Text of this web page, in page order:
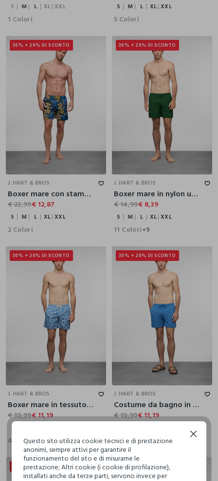
S M L XL XXL
1 Colori
S M L XL XXL
5 Colori
30% + 20% DI SCONTO
XL
J. HART & BROS
Boxer mare con stampa uomo
€ 22,99€ 12,87
S M L XL XXL
2 Colori
30% + 20% DI SCONTO
J. HART & BROS
Boxer mare in nylon uomo
€ 14,99€ 8,39
S M L XL XXL
11 Colori+9
30% + 20% DI SCONTO
J. HART & BROS
Boxer mare in tessuto stampato uomo
€ 19,99€ 11,19
S
4 Colori
30% + 20% DI SCONTO
XXL
J. HART & BROS
Costume da bagno in tessuto tecnico uomo
€ 19,99€ 11,19
9 Colori+7
30% + 20% DI SCONTO 30% + 20% DI SCONTO
Questo sito utilizza cookie tecnici e di prestazione
anonimi, sempre attivi per garantire il
funzionamento del sito e di misurarne le
prestazione; Altri cookie (i cookie di profilazione),
installati anche da terze parti, servono invece per
Continua senza accettare